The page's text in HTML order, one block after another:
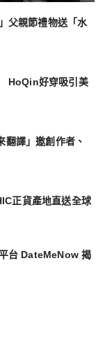
父親節禮物送「水
HoQin好穿吸引美
翻譯」邀創作者、
正貨產地直送全球
台 DateMeNow 揭